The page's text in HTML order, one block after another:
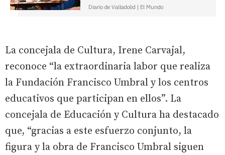
Diario de Valladolid | El Mundo
La concejala de Cultura, Irene Carvajal,
reconoce “la extraordinaria labor que realiza
la Fundación Francisco Umbral y los centros
educativos que participan en ellos”. La
concejala de Educación y Cultura ha destacado
que, “gracias a este esfuerzo conjunto, la
figura y la obra de Francisco Umbral siguen